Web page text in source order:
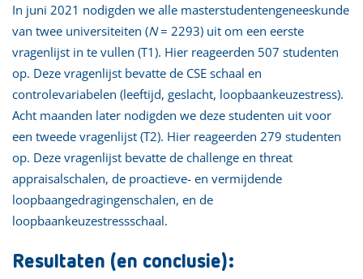
In juni 2021 nodigden we alle masterstudentengeneeskunde
van twee universiteiten (N= 2293) uit om een eerste
vragenlijst in te vullen (T1). Hier reageerden 507 studenten
op. Deze vragenlijst bevatte de CSE schaal en
controlevariabelen (leeftijd, geslacht, loopbaankeuzestress).
Acht maanden later nodigden we deze studenten uit voor
een tweede vragenlijst (T2). Hier reageerden 279 studenten
op. Deze vragenlijst bevatte de challenge en threat
appraisalschalen, de proactieve- en vermijdende
loopbaangedragingenschalen, en de
loopbaankeuzestressschaal.
Resultaten (en conclusie):